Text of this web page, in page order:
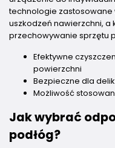
technologie zastosowane
uszkodzeń nawierzchni, a
przechowywanie sprzętu
Efektywne
powierzchni
Bezpieczne dla
Możliwość
Jak wybrać
podłóg?